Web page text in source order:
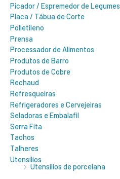
Picador / Espremedor de Legumes
Placa / Tábua de Corte
Polietileno
Prensa
Processador de Alimentos
Produtos de Barro
Produtos de Cobre
Rechaud
Refresqueiras
Refrigeradores e Cervejeiras
Seladoras e Embalafil
Serra Fita
Tachos
Talheres
Utensílios
Utensílios de porcelana